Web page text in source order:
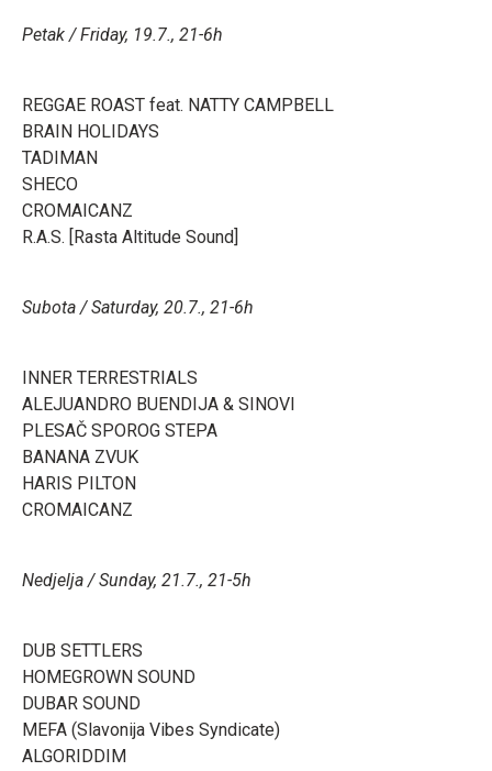
Petak / Friday, 19.7., 21-6h
REGGAE ROAST feat. NATTY CAMPBELL
BRAIN HOLIDAYS
TADIMAN
SHECO
CROMAICANZ
R.A.S. [Rasta Altitude Sound]
Subota / Saturday, 20.7., 21-6h
INNER TERRESTRIALS
ALEJUANDRO BUENDIJA & SINOVI
PLESAČ SPOROG STEPA
BANANA ZVUK
HARIS PILTON
CROMAICANZ
Nedjelja / Sunday, 21.7., 21-5h
DUB SETTLERS
HOMEGROWN SOUND
DUBAR SOUND
MEFA (Slavonija Vibes Syndicate)
ALGORIDDIM